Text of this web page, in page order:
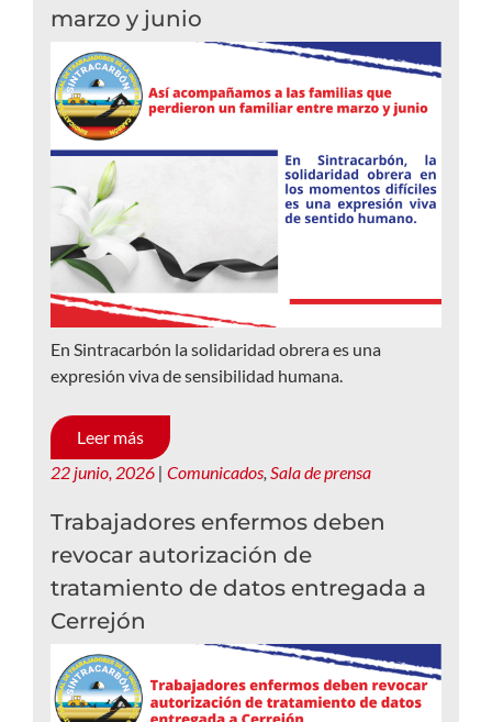
marzo y junio
En Sintracarbón la solidaridad obrera es una
expresión viva de sensibilidad humana.
Leer más
22 junio, 2026 | Comunicados Sala de prensa
Trabajadores enfermos deben
revocar autorización de
tratamiento de datos entregada a
Cerrejón